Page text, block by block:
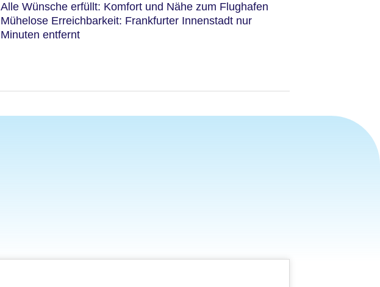
Alle Wünsche erfüllt: Komfort und Nähe zum Flughafen
Mühelose Erreichbarkeit: Frankfurter Innenstadt nur
Minuten entfernt